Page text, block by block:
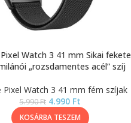
Watch 3 41 mm Sikai fekete
„rozsdamentes acél” szíj
Pixel Watch 3 41 mm fém szíjak
5.990Ft 4.990 Ft
KOSÁRBA TESZEM